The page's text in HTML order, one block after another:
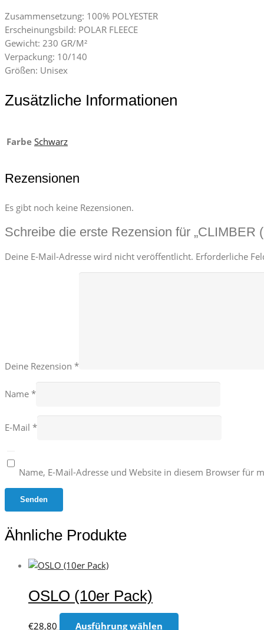
Zusammensetzung: 100% POLYESTER
Erscheinungsbild: POLAR FLEECE
Gewicht: 230 GR/M²
Verpackung: 10/140
Größen: Unisex
Zusätzliche Informationen
Farbe Schwarz
Rezensionen
Es gibt noch keine Rezensionen.
Schreibe die erste Rezension für „CLIMBER
Deine E-Mail-Adresse wird nicht veröffentlicht. Erforderliche
Deine Rezension *
Name *
E-Mail *
Name, E-Mail-Adresse und Website in diesem Browser für
Ähnliche Produkte
OSLO (10er Pack)
€28,80 Ausführung wählen